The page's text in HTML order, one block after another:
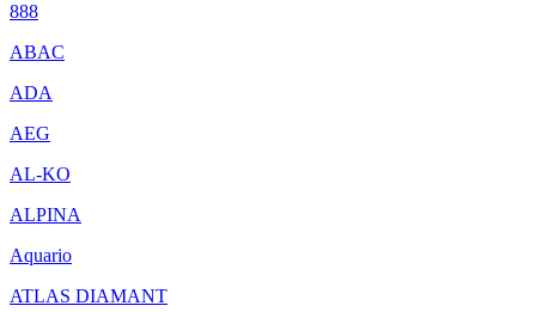
888
ABAC
ADA
AEG
AL-KO
ALPINA
Aquario
ATLAS DIAMANT